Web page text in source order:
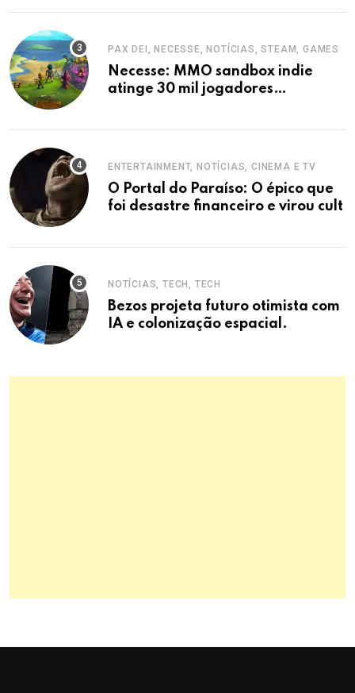
PAX DEI, NECESSE, NOTÍCIAS, STEAM, GAMES
Necesse: MMO sandbox indie
atinge 30 mil jogadores
ENTERTAINMENT, NOTÍCIAS, CINEMA E TV
O Portal do Paraíso: O épico que
foi desastre financeiro e virou cult
NOTÍCIAS, TECH, TECH
Bezos projeta futuro otimista com
IA e colonização espacial.